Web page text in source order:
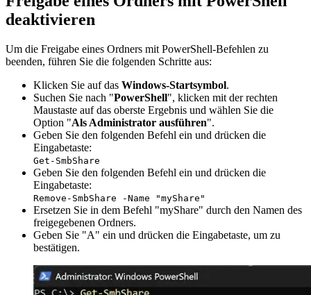
deaktivieren
Um die Freigabe eines Ordners mit PowerShell-Befehlen zu
beenden, führen Sie die folgenden Schritte aus:
Klicken Sie auf das Windows-Startsymbol.
Suchen Sie nach "PowerShell", klicken mit der rechten
Maustaste auf das oberste Ergebnis und wählen Sie die
Option "Als Administrator ausführen".
Geben Sie den folgenden Befehl ein und drücken die
Eingabetaste:
Get-SmbShare
Geben Sie den folgenden Befehl ein und drücken die
Eingabetaste:
Remove-SmbShare -Name "myShare"
Ersetzen Sie in dem Befehl "myShare" durch den Namen des
freigegebenen Ordners.
Geben Sie "A" ein und drücken die Eingabetaste, um zu
bestätigen.